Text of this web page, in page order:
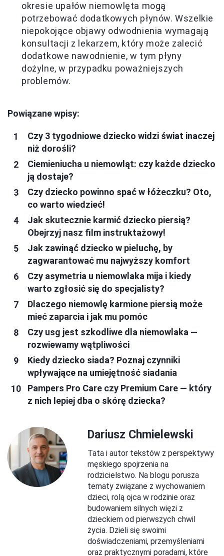
okresie upałów niemowlęta mogą
potrzebować dodatkowych płynów. Wszelkie
niepokojące objawy odwodnienia wymagają
konsultacji z lekarzem, który może zalecić
dodatkowe nawodnienie, w tym płyny
dożylne, w przypadku poważniejszych
problemów.
Powiązane wpisy:
Czy 3 tygodniowe dziecko widzi świat inaczej
niż dorośli?
Ciemieniucha u niemowląt: czy każde dziecko
ją dostaje?
Czy dziecko powinno spać w łóżeczku? Oto,
co warto wiedzieć!
Jak skutecznie karmić dziecko piersią?
Obejrzyj nasz film instruktażowy!
Jak zawinąć dziecko w pieluchę, by
zagwarantować mu najwyższy komfort
Czy asymetria u niemowlaka mija i kiedy
warto zgłosić się do specjalisty?
Dlaczego niemowlę karmione piersią może
mieć zaparcia i jak mu pomóc
Czy usg jest szkodliwe dla niemowlaka —
rozwiewamy wątpliwości
Kiedy dziecko siada? Poznaj czynniki
wpływające na umiejętność siadania
Pampers Pro Care czy Premium Care — który
z nich lepiej dba o skórę dziecka?
Dariusz Chmielewski
Tata i autor tekstów z perspektywy
męskiego spojrzenia na
rodzicielstwo. Na blogu porusza
tematy związane z wychowaniem
dzieci, rolą ojca w rodzinie oraz
budowaniem silnych więzi z
dzieckiem od pierwszych chwil
życia. Dzieli się swoimi
doświadczeniami, przemyśleniami
oraz praktycznymi poradami, które